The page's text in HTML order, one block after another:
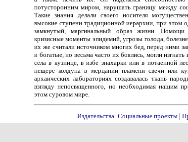
потусторонним миром, нарушать границу между
Такие знания делали своего носителя
высокие ступени традиционной иерархии, при этом
замкнутый, маргинальный образ жизни.
кризисные моменты эпидемий, угрозы голода,
их же считали источником многих бед, перед ними
и богатые, но весьма часто их боялись, могли
села в кузнице, в избе знахарки или в потаенной
пещере колдуна в мерцании пламени свечи или
архаических лабораториях создавалась ткань
взгляду непосвященного, но необходимая нашим
этом суровом мире.
Издательства |Социальные проекты |